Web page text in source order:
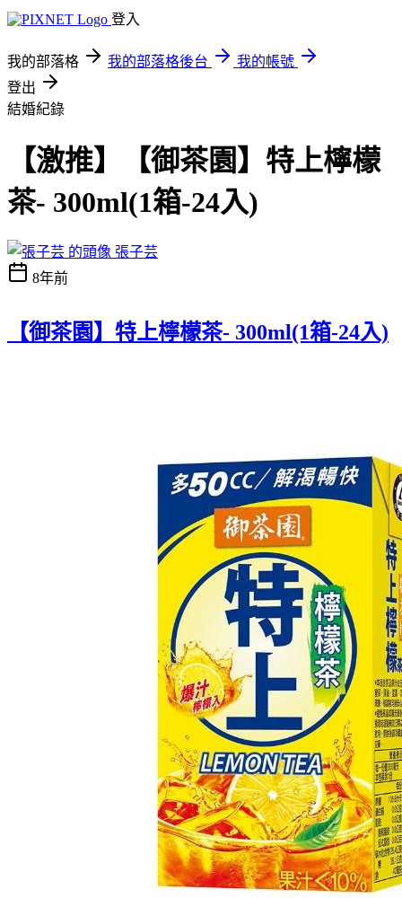
登入
我的部落格 我的部落格後台
我的帳號
登出
結婚紀錄
【激推】【御茶園】特上檸檬
茶- 300ml(1箱-24入)
張子芸
8年前
【御茶園】特上檸檬茶- 300ml(1箱-24入)